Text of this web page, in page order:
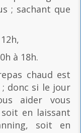
; sachant que
à 18h.
chaud est
donc si le jour
aider vous
en laissant
soit en